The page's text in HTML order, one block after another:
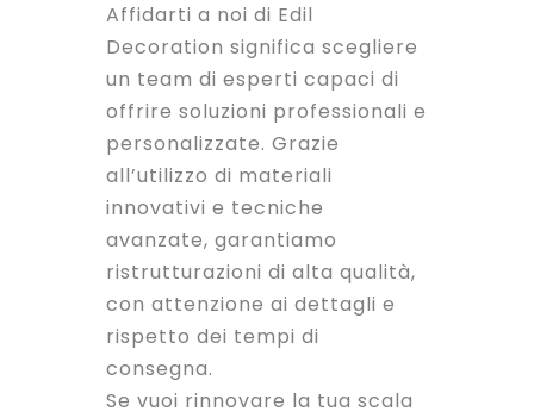
Affidarti a noi di Edil
Decoration significa scegliere
un team di esperti capaci di
offrire soluzioni professionali e
personalizzate. Grazie
all’utilizzo di materiali
innovativi e tecniche
avanzate, garantiamo
ristrutturazioni di alta qualità,
con attenzione ai dettagli e
rispetto dei tempi di
consegna.
Se vuoi rinnovare la tua scala